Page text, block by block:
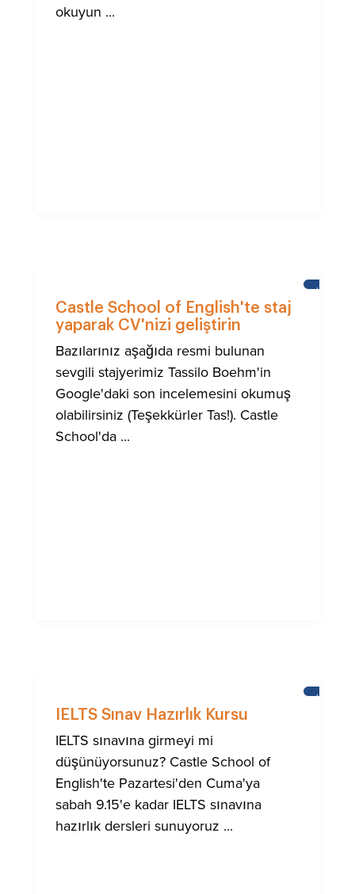
okuyun ...
Castle School of English'te staj
yaparak CV'nizi geliştirin
Bazılarınız aşağıda resmi bulunan
sevgili stajyerimiz Tassilo Boehm'in
Google'daki son incelemesini okumuş
olabilirsiniz (Teşekkürler Tas!). Castle
School'da ...
IELTS Sınav Hazırlık Kursu
IELTS sınavına girmeyi mi
düşünüyorsunuz? Castle School of
English'te Pazartesi'den Cuma'ya
sabah 9.15'e kadar IELTS sınavına
hazırlık dersleri sunuyoruz ...